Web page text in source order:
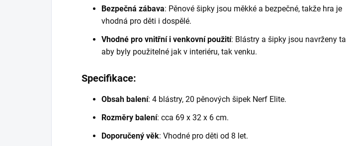
Bezpečná zábava: Pěnové šipky jsou měkké a bezpečné, takže hra je
vhodná pro děti i dospělé.
Vhodné pro vnitřní i venkovní použití: Blástry a šipky jsou navrženy
aby byly použitelné jak v interiéru, tak venku.
Specifikace:
Obsah balení: 4 blástry, 20 pěnových šipek Nerf Elite.
Rozměry balení: cca 69 x 32 x 6 cm.
Doporučený věk: Vhodné pro děti od 8 let.